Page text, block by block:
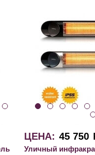
ЦЕНА: 45 750
Уличный